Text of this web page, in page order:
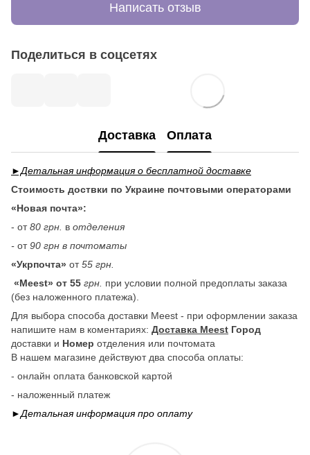
Написать отзыв
Поделиться в соцсетях
Доставка Оплата
►Детальная информация о бесплатной доставке
Стоимость доствки по Украине почтовыми операторами
«Новая почта»:
- от80 грн. в отделения
- от90 грн в почтоматы
«Укрпочта» от55 грн.
«Meest» от 55 грн. при условии полной предоплаты заказа
(без наложенного платежа).
Для выбора способа доставки Meest - при оформлении заказа
напишите нам в коментариях: Доставка Meest Город
доставки и Номер отделения или почтомата
В нашем магазине действуют два способа оплаты:
- онлайн оплата банковской картой
- наложенный платеж
►Детальная информация про оплату